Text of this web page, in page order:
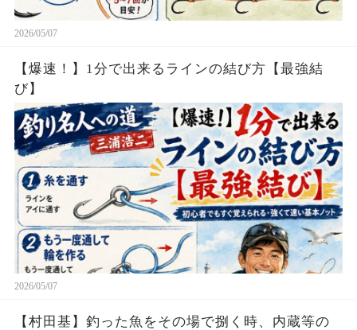
2026/05/07
【爆速！】1分で出来るラインの結び方【最強結
び】
2026/05/07
【村田基】釣った魚をその場で捌く時、内蔵等の